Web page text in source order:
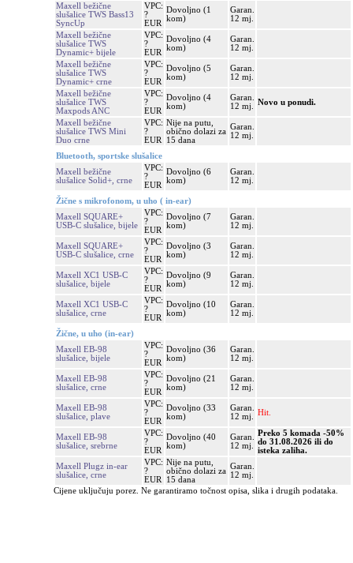
Maxell bežične
slušalice TWS Bass13
SyncUp
VPC:
?
EUR
Dovoljno (1
kom)
Garan.
12 mj.
Maxell bežične
slušalice TWS
Dynamic+ bijele
VPC:
?
EUR
Dovoljno (4
kom)
Garan.
12 mj.
Maxell bežične
slušalice TWS
Dynamic+ crne
VPC:
?
EUR
Dovoljno (5
kom)
Garan.
12 mj.
Maxell bežične
slušalice TWS
Maxpods ANC
VPC:
?
EUR
Dovoljno (4
kom)
Garan.
12 mj.
Novo u ponudi.
Maxell bežične
slušalice TWS Mini
Duo crne
VPC:
?
EUR
Nije na putu,
obično dolazi za
15 dana
Garan.
12 mj.
Bluetooth, sportske slušalice
Maxell bežične
slušalice Solid+, crne
VPC:
?
EUR
Dovoljno (6
kom)
Garan.
12 mj.
Žične s mikrofonom, u uho ( in-ear)
Maxell SQUARE+
USB-C slušalice, bijele
VPC:
?
EUR
Dovoljno (7
kom)
Garan.
12 mj.
Maxell SQUARE+
USB-C slušalice, crne
VPC:
?
EUR
Dovoljno (3
kom)
Garan.
12 mj.
Maxell XC1 USB-C
slušalice, bijele
VPC:
?
EUR
Dovoljno (9
kom)
Garan.
12 mj.
Maxell XC1 USB-C
slušalice, crne
VPC:
?
EUR
Dovoljno (10
kom)
Garan.
12 mj.
Žične, u uho (in-ear)
Maxell EB-98
slušalice, bijele
VPC:
?
EUR
Dovoljno (36
kom)
Garan.
12 mj.
Maxell EB-98
slušalice, crne
VPC:
?
EUR
Dovoljno (21
kom)
Garan.
12 mj.
Maxell EB-98
slušalice, plave
VPC:
?
EUR
Dovoljno (33
kom)
Garan.
12 mj.
Hit.
Maxell EB-98
slušalice, srebrne
VPC:
?
EUR
Dovoljno (40
kom)
Garan.
12 mj.
Preko 5 komada -50%
do 31.08.2026 ili do
isteka zaliha.
Maxell Plugz in-ear
slušalice, crne
VPC:
?
EUR
Nije na putu,
obično dolazi za
15 dana
Garan.
12 mj.
Cijene uključuju porez. Ne garantiramo točnost opisa, slika i drugih podataka.